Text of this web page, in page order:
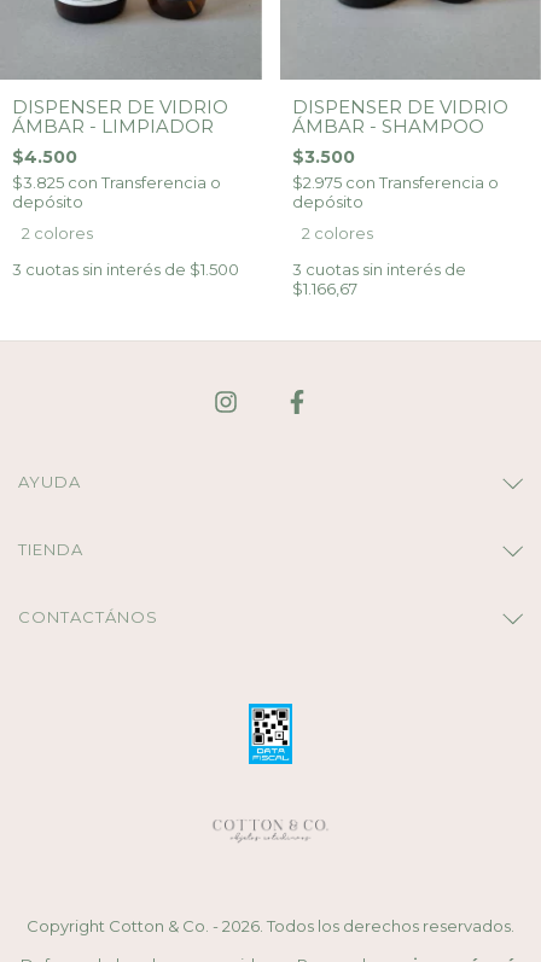
DISPENSER DE VIDRIO
ÁMBAR - LIMPIADOR
$4.500
$3.825 con Transferencia o
depósito
2 colores
3 cuotas sin interés de $1.500
DISPENSER DE VIDRIO
ÁMBAR - SHAMPOO
$3.500
$2.975 con Transferencia o
depósito
2 colores
3 cuotas sin interés de
$1.166,67
AYUDA
TIENDA
CONTACTÁNOS
Copyright Cotton & Co. - 2026. Todos los derechos reservados.